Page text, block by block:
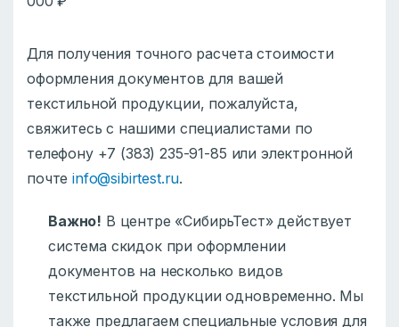
Для получения точного расчета стоимости
оформления документов для вашей
текстильной продукции, пожалуйста,
свяжитесь с нашими специалистами по
телефону +7 (383) 235-91-85 или электронной
почтеinfo@sibirtest.ru.
Важно! В центре «СибирьТест» действует
система скидок при оформлении
документов на несколько видов
текстильной продукции одновременно. Мы
также предлагаем специальные условия для